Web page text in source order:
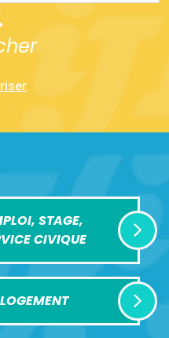
STAGE,
CIVIQUE